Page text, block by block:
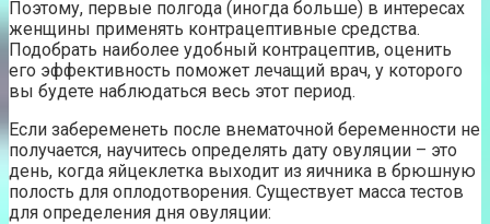
Поэтому, первые полгода (иногда больше) в интересах
женщины применять контрацептивные средства.
Подобрать наиболее удобный контрацептив, оценить
его эффективность поможет лечащий врач, у которого
вы будете наблюдаться весь этот период.
Если забеременеть после внематочной беременности не
получается, научитесь определять дату овуляции – это
день, когда яйцеклетка выходит из яичника в брюшную
полость для оплодотворения. Существует масса тестов
для определения дня овуляции: